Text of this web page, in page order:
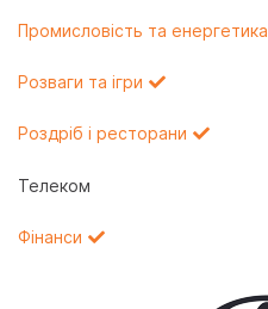
Промисловість та енергетика
Розваги та ігри
Роздріб і ресторани
Телеком
Фінанси